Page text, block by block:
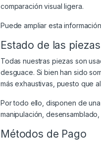
comparación visual ligera.
Puede ampliar esta
Estado de las piezas
Todas nuestras piezas son
desguace. Si bien han sido
más exhaustivas, puesto que
Por todo ello, disponen de una
manipulación,
Métodos de Pago